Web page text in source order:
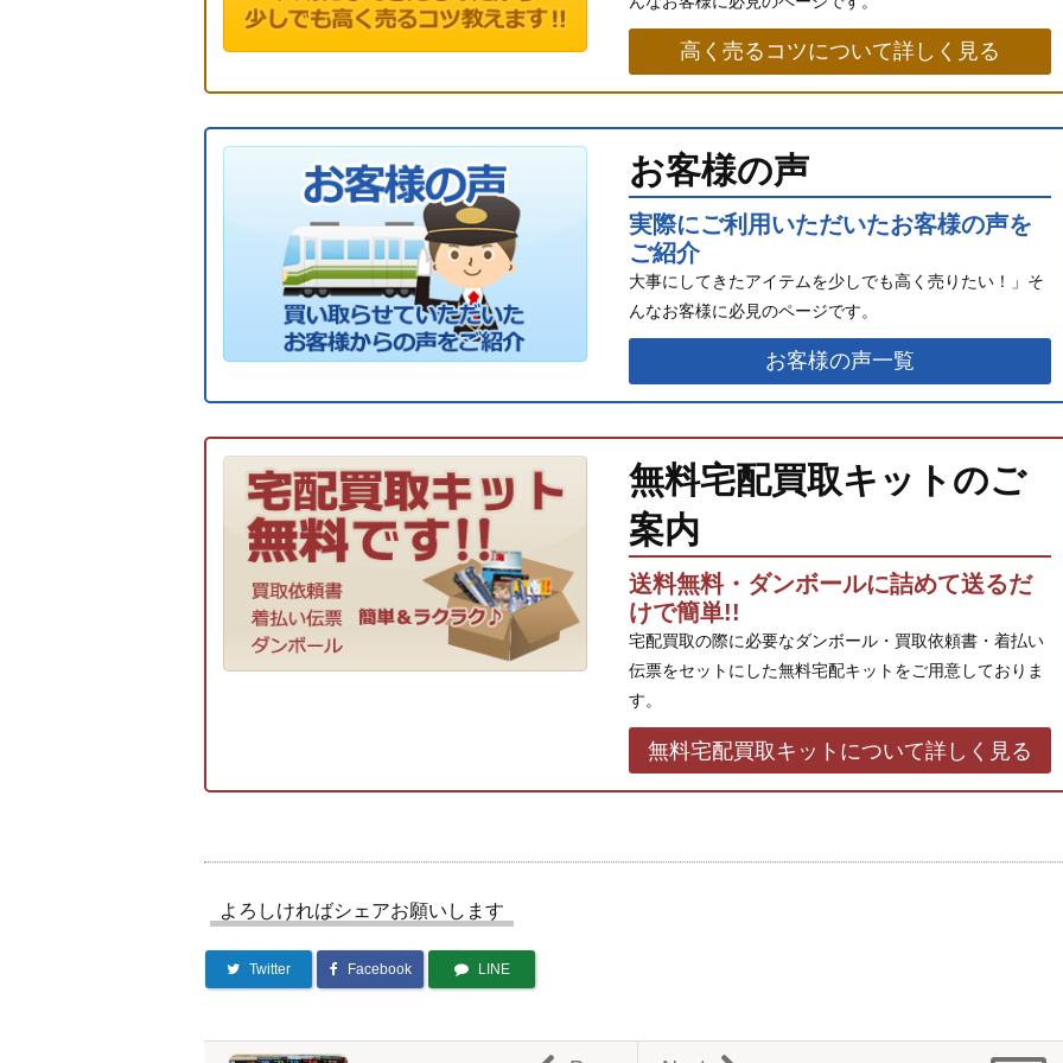
高く売るコツについて詳しく見る
お客様の声
実際にご利用いただいたお客様の声を
ご紹介
大事にしてきたアイテムを少しでも高く売りたい！」そ
んなお客様に必見のページです。
お客様の声一覧
無料宅配買取キットのご
案内
送料無料・ダンボールに詰めて送るだ
けで簡単!!
宅配買取の際に必要なダンボール・買取依頼書・着払い
伝票をセットにした無料宅配キットをご用意しておりま
す。
無料宅配買取キットについて詳しく見る
よろしければシェアお願いします
Twitter Facebook LINE